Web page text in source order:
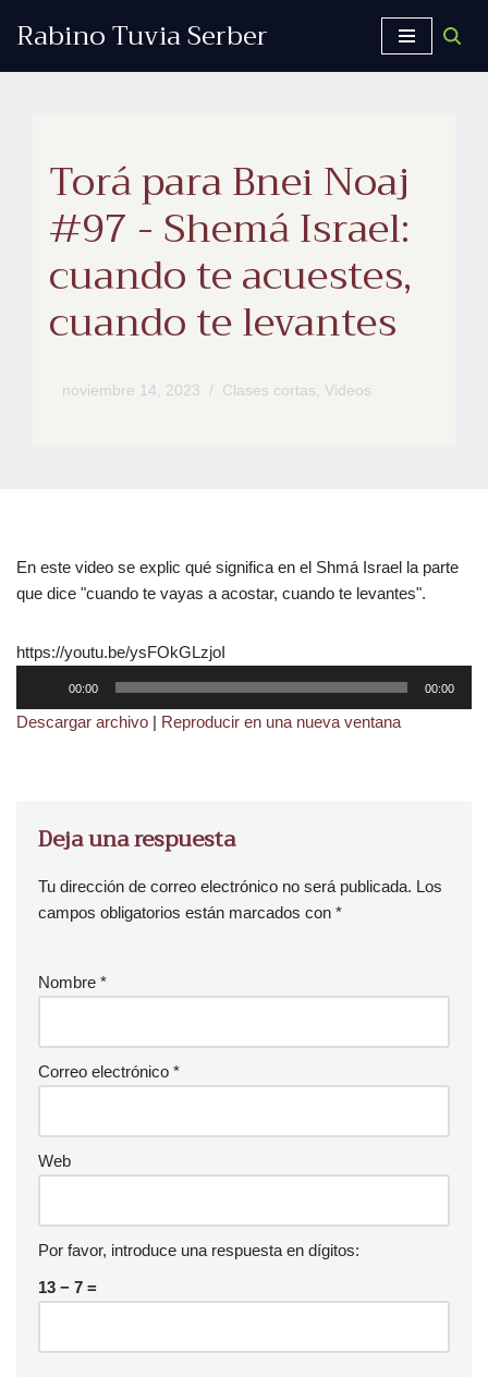
Rabino Tuvia Serber
Torá para Bnei Noaj
#97 - Shemá Israel:
cuando te acuestes,
cuando te levantes
noviembre 14, 2023 Clases cortas, Videos
En este video se explic qué significa en el Shmá Israel la parte
que dice "cuando te vayas a acostar, cuando te levantes".
https://youtu.be/ysFOkGLzjoI
p
00:00 00:00
Descargar archivo | Reproducir en una nueva ventana
Deja una respuesta
Tu dirección de correo electrónico no será publicada. Los
campos obligatorios están marcados con *
Nombre *
Correo electrónico *
Web
Por favor, introduce una respuesta en dígitos:
13 − 7 =